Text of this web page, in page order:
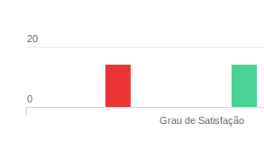
Grau de Satisfação
0
20